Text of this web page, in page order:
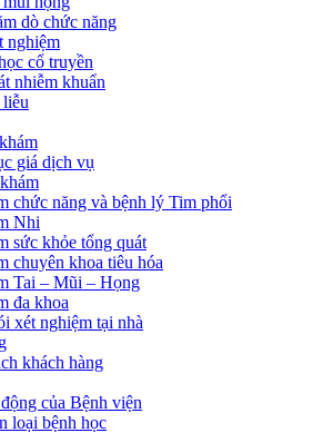
dò chức năng
nghiệm
cổ truyền
nhiễm khuẩn
giá dịch vụ
chức năng và bệnh lý Tim phổi
Nhi
sức khỏe tổng quát
chuyên khoa tiêu hóa
Tai – Mũi – Họng
đa khoa
xét nghiệm tại nhà
khách hàng
của Bệnh viện
loại bệnh học